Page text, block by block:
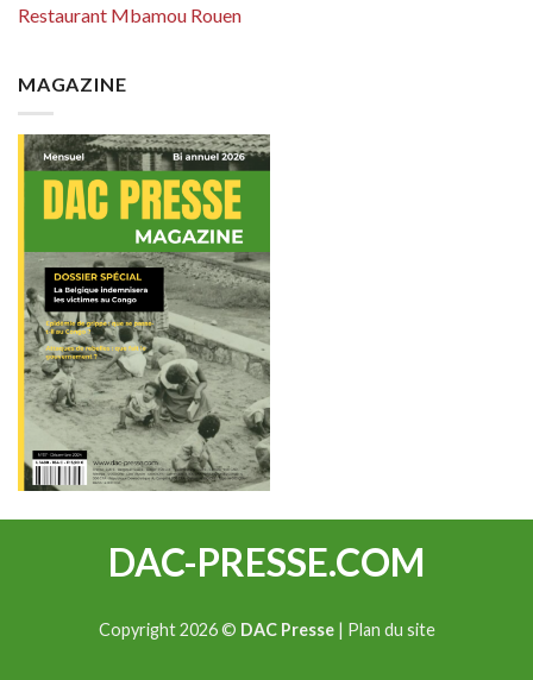
Restaurant Mbamou Rouen
MAGAZINE
DAC-PRESSE.COM
Copyright 2026 © DAC Presse| Plan du site